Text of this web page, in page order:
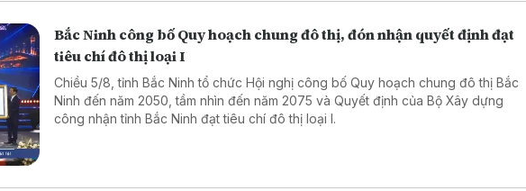
Bắc Ninh công bố Quy hoạch chung đô thị, đón nhận quyết định đạt
tiêu chí đô thị loại I
Chiều 5/8, tỉnh Bắc Ninh tổ chức Hội nghị công bố Quy hoạch chung đô thị Bắc
Ninh đến năm 2050, tầm nhìn đến năm 2075 và Quyết định của Bộ Xây dựng
công nhận tỉnh Bắc Ninh đạt tiêu chí đô thị loại I.